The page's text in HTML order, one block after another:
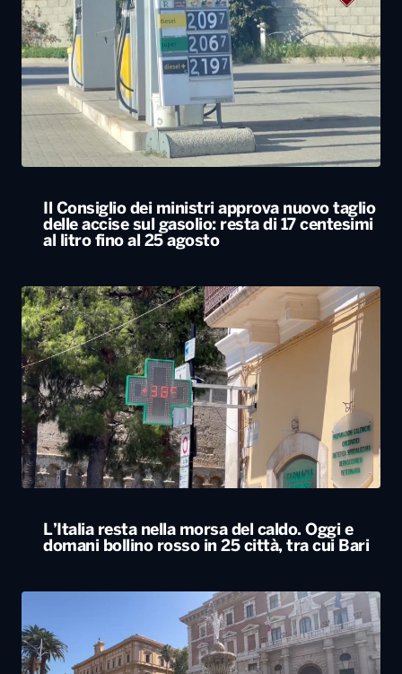
Il Consiglio dei ministri approva nuovo taglio
delle accise sul gasolio: resta di 17 centesimi
al litro fino al 25 agosto
L’Italia resta nella morsa del caldo. Oggi e
domani bollino rosso in 25 città, tra cui Bari